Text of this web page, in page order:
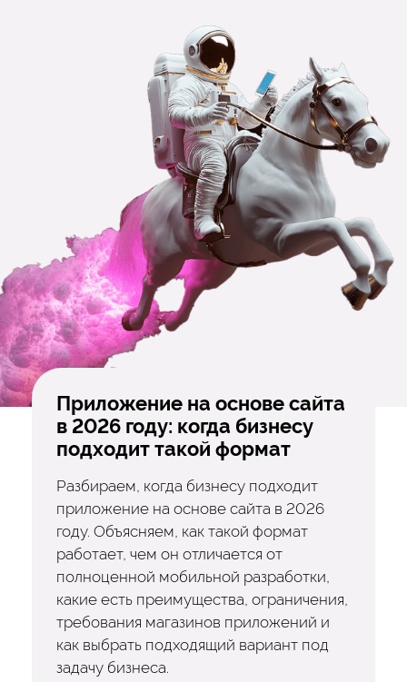
Приложение на основе сайта
в 2026 году: когда бизнесу
подходит такой формат
Разбираем, когда бизнесу подходит
приложение на основе сайта в 2026
году. Объясняем, как такой формат
работает, чем он отличается от
полноценной мобильной разработки,
какие есть преимущества, ограничения,
требования магазинов приложений и
как выбрать подходящий вариант под
задачу бизнеса.